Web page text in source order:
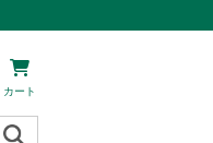
カート